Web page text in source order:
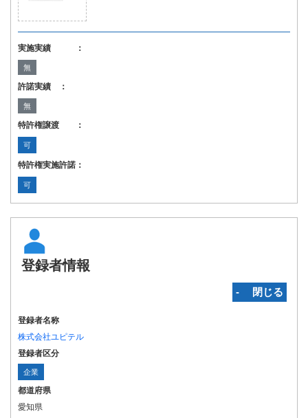
実施実績 ：
無
許諾実績 ：
無
特許権譲渡 ：
可
特許権実施許諾：
可
登録者情報
‐ 閉じる
登録者名称
株式会社ユピテル
登録者区分
企業
都道府県
愛知県